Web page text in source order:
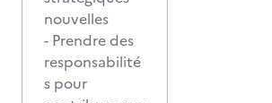
nouvelles
- Prendre des
responsabilité
s pour